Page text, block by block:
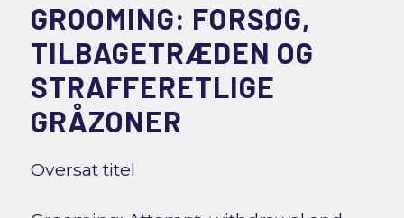
GROOMING: FORSØG,
TILBAGETRÆDEN OG
STRAFFERETLIGE
GRÅZONER
Oversat titel